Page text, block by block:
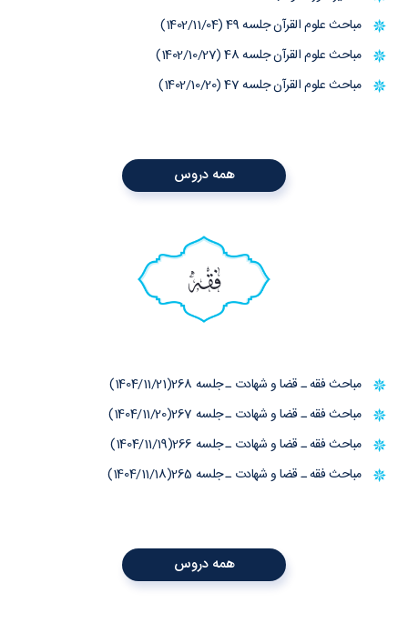
مباحث علوم القرآن جلسه 49 (1402/11/04)
مباحث علوم القرآن جلسه 48 (1402/10/27)
مباحث علوم القرآن جلسه 47 (1402/10/20)
همه دروس
فقه
مباحث فقه ـ قضا و شهادت ـ جلسه 268(1404/11/21)
مباحث فقه ـ قضا و شهادت ـ جلسه 267(1404/11/20)
مباحث فقه ـ قضا و شهادت ـ جلسه 266(1404/11/19)
مباحث فقه ـ قضا و شهادت ـ جلسه 265(1404/11/18)
همه دروس